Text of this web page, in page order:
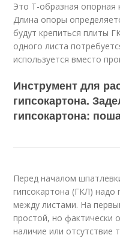
Это Т-образная опорная
Длина опоры
будут крепиться плиты
одного листа
используется вместо
Инструмент для
гипсокартона.
гипсокартона:
Перед началом
гипсокартона (ГКЛ)
между листами. На
простой, но фактически
наличие или